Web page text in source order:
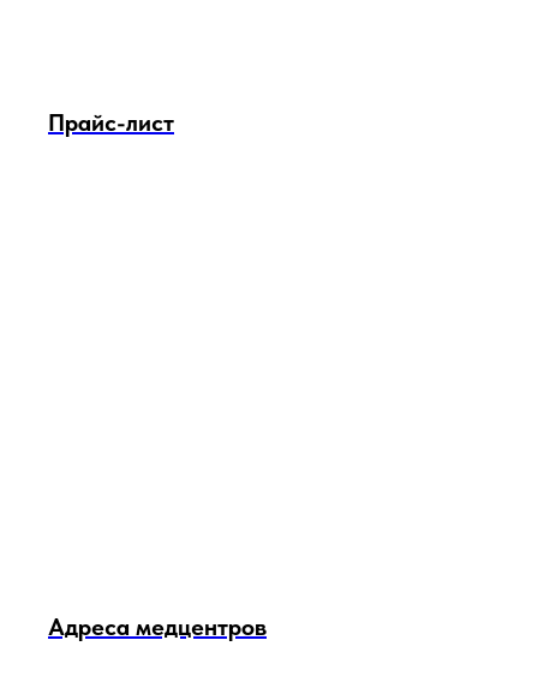
Прайс-лист
Адреса медцентров